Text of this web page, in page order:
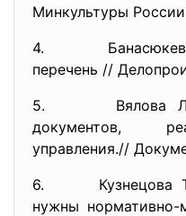
Минкультуры
4.
перечень //
5. Вялова Л.М.
документов,
управления.//
6. Кузнецова
нужны нормативно-